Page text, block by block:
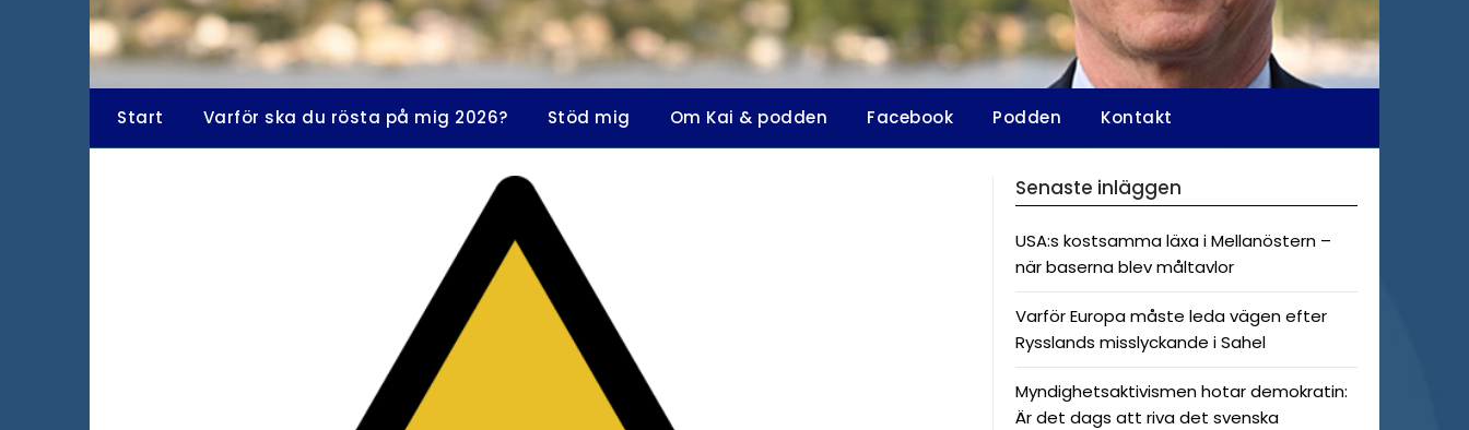
Start Varför ska du rösta på mig 2026? Stöd mig Om Kai & podden Facebook Podden Kontakt
Senaste inläggen
USA:s kostsamma läxa i Mellanöstern –
när baserna blev måltavlor
Varför Europa måste leda vägen efter
Rysslands misslyckande i Sahel
Myndighetsaktivismen hotar demokratin:
Är det dags att riva det svenska